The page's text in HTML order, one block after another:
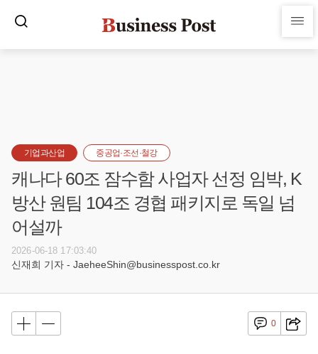
기업과산업 중공업·조선·철강
캐나다 60조 잠수함 사업자 선정 임박, K
방산 원팀 104조 경협 패키지로 독일 넘
어설까
2026-06-18 17:03:40
신재희 기자 - JaeheeShin@businesspost.co.kr
0